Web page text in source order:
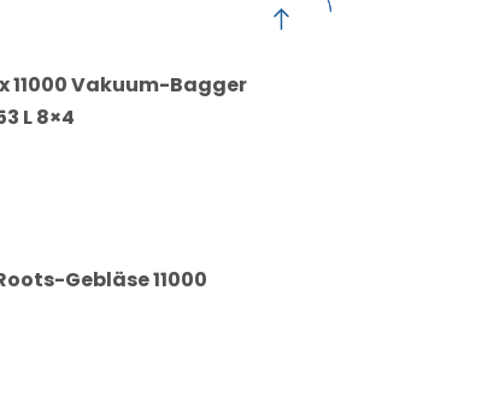
11000 Vakuum-Bagger
L 8×4
Gebläse 11000